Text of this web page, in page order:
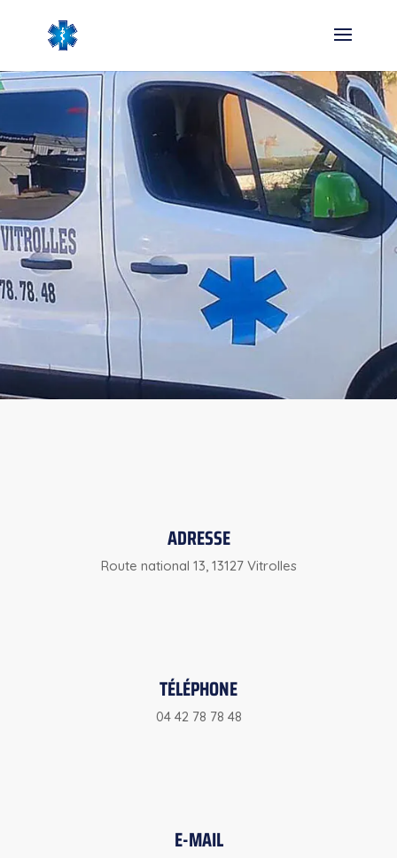
NOUS CONTACTER
ADRESSE
Route national 13, 13127 Vitrolles
TÉLÉPHONE
04 42 78 78 48
E-MAIL